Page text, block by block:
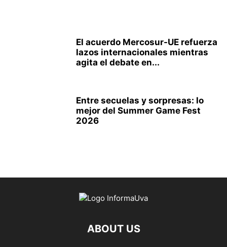
El acuerdo Mercosur-UE refuerza
lazos internacionales mientras
agita el debate en...
Entre secuelas y sorpresas: lo
mejor del Summer Game Fest
2026
ABOUT US